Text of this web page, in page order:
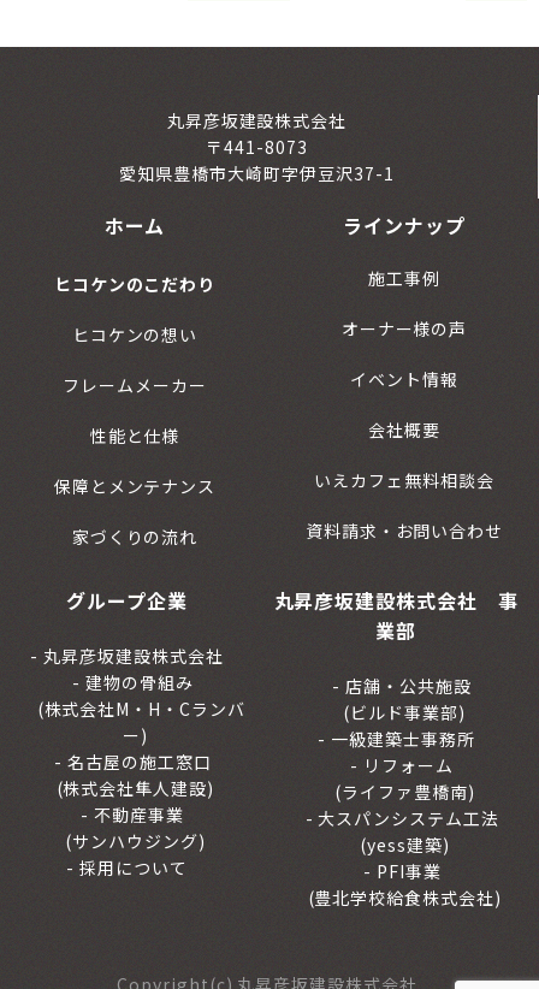
丸昇彦坂建設株式会社
〒441-8073
愛知県豊橋市大崎町字伊豆沢37-1
ホーム
ヒコケンのこだわり
ヒコケンの想い
フレームメーカー
性能と仕様
保障とメンテナンス
家づくりの流れ
ラインナップ
施工事例
オーナー様の声
イベント情報
会社概要
いえカフェ無料相談会
資料請求・お問い合わせ
グループ企業
丸昇彦坂建設株式会社
建物の骨組み
(株式会社M・H・Cランバ
ー)
名古屋の施工窓口
(株式会社隼人建設)
不動産事業
(サンハウジング)
採用について
丸昇彦坂建設株式会社 事
業部
店舗・公共施設
(ビルド事業部)
一級建築士事務所
リフォーム
(ライファ豊橋南)
大スパンシステム工法
(yess建築)
PFI事業
(豊北学校給食株式会社)